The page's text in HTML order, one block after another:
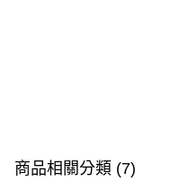
商品相關分類 (7)